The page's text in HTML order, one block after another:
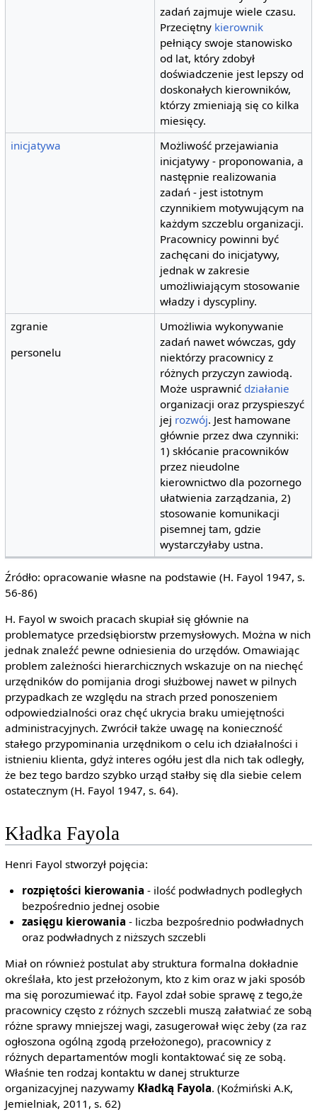
zadań zajmuje wiele czasu.
Przeciętny kierownik
pełniący swoje stanowisko
od lat, który zdobył
doświadczenie jest lepszy od
doskonałych kierowników,
którzy zmieniają się co kilka
miesięcy.
inicjatywa
Możliwość przejawiania
inicjatywy - proponowania, a
następnie realizowania
zadań - jest istotnym
czynnikiem motywującym na
każdym szczeblu organizacji.
Pracownicy powinni być
zachęcani do inicjatywy,
jednak w zakresie
umożliwiającym stosowanie
władzy i dyscypliny.
zgranie
personelu
Umożliwia wykonywanie
zadań nawet wówczas, gdy
niektórzy pracownicy z
różnych przyczyn zawiodą.
Może usprawnić działanie
organizacji oraz przyspieszyć
jej rozwój. Jest hamowane
głównie przez dwa czynniki:
1) skłócanie pracowników
przez nieudolne
kierownictwo dla pozornego
ułatwienia zarządzania, 2)
stosowanie komunikacji
pisemnej tam, gdzie
wystarczyłaby ustna.
Źródło: opracowanie własne na podstawie (H. Fayol 1947, s.
56-86)
H. Fayol w swoich pracach skupiał się głównie na
problematyce przedsiębiorstw przemysłowych. Można w nich
jednak znaleźć pewne odniesienia do urzędów. Omawiając
problem zależności hierarchicznych wskazuje on na niechęć
urzędników do pomijania drogi służbowej nawet w pilnych
przypadkach ze względu na strach przed ponoszeniem
odpowiedzialności oraz chęć ukrycia braku umiejętności
administracyjnych. Zwrócił także uwagę na konieczność
stałego przypominania urzędnikom o celu ich działalności i
istnieniu klienta, gdyż interes ogółu jest dla nich tak odległy,
że bez tego bardzo szybko urząd stałby się dla siebie celem
ostatecznym (H. Fayol 1947, s. 64).
Kładka Fayola
Henri Fayol stworzył pojęcia:
rozpiętości kierowania - ilość podwładnych podległych
bezpośrednio jednej osobie
zasięgu kierowania - liczba bezpośrednio podwładnych
oraz podwładnych z niższych szczebli
Miał on również postulat aby struktura formalna dokładnie
określała, kto jest przełożonym, kto z kim oraz w jaki sposób
ma się porozumiewać itp. Fayol zdał sobie sprawę z tego,że
pracownicy często z różnych szczebli muszą załatwiać ze sobą
różne sprawy mniejszej wagi, zasugerował więc żeby (za raz
ogłoszona ogólną zgodą przełożonego), pracownicy z
różnych departamentów mogli kontaktować się ze sobą.
Właśnie ten rodzaj kontaktu w danej strukturze
organizacyjnej nazywamy Kładką Fayola. (Koźmiński A.K,
Jemielniak, 2011, s. 62)